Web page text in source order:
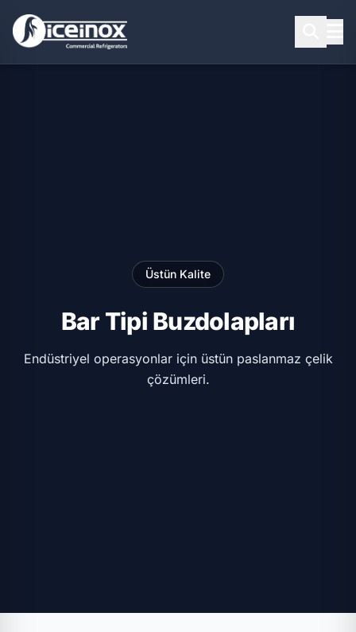
Üstün Kalite
Bar Tipi Buzdolapları
Endüstriyel operasyonlar için üstün paslanmaz çelik
çözümleri.